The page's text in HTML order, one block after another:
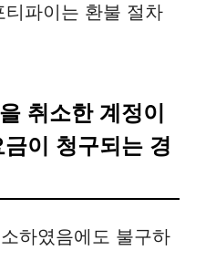
파이는 환불 절차
취소한 계정이
이 청구되는 경
하였음에도 불구하